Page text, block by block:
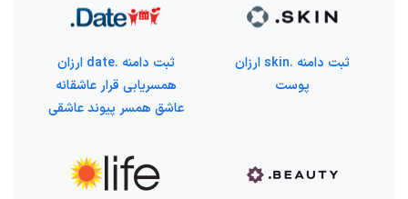
ثبت دامنه .skin ارزان
پوست
ثبت دامنه .date ارزان
همسریابی قرار عاشقانه
عاشق همسر پیوند عاشقی